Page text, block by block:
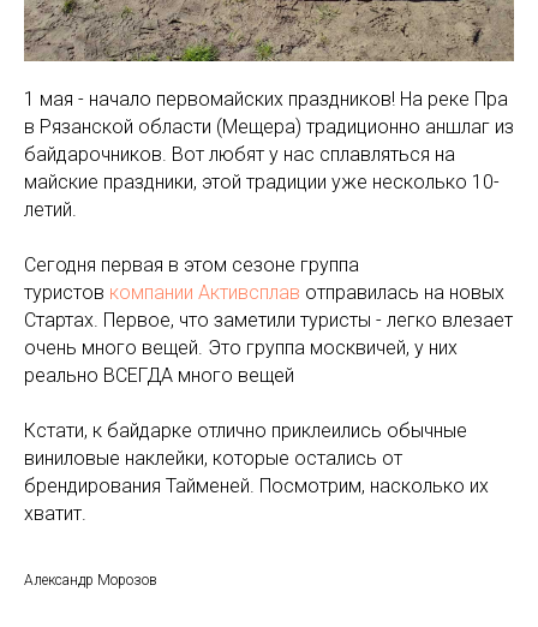
1 мая - начало первомайских праздников! На реке Пра
в Рязанской области (Мещера) традиционно аншлаг из
байдарочников. Вот любят у нас сплавляться на
майские праздники, этой традиции уже несколько 10-
летий.
Сегодня первая в этом сезоне группа
туристов компании Активcплав отправилась на новых
Стартах. Первое, что заметили туристы - легко влезает
очень много вещей. Это группа москвичей, у них
реально ВСЕГДА много вещей
Кстати, к байдарке отлично приклеились обычные
виниловые наклейки, которые остались от
брендирования Тайменей. Посмотрим, насколько их
хватит.
Александр Морозов